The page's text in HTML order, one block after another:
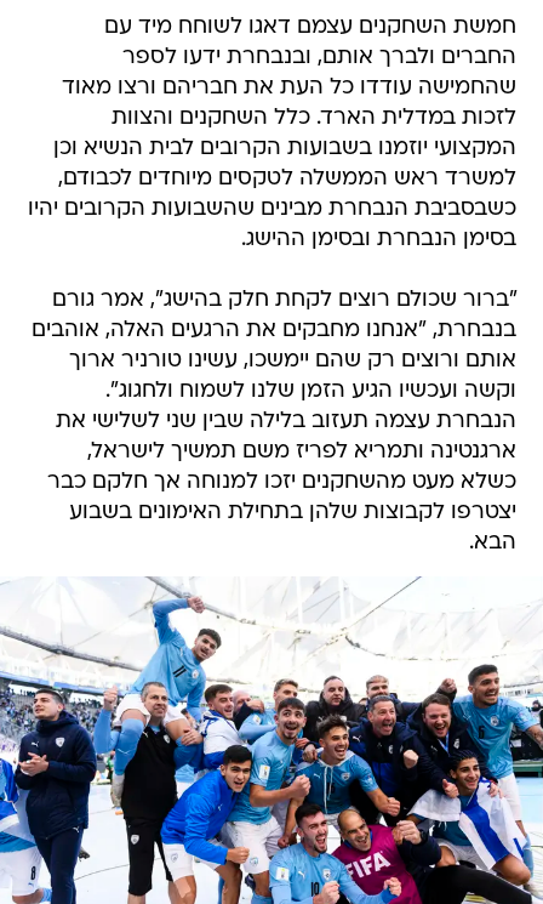
חמשת השחקנים עצמם דאגו לשוחח מיד עם
החברים ולברך אותם, ובנבחרת ידעו לספר
שהחמישה עודדו כל העת את חבריהם ורצו מאוד
לזכות במדלית הארד. כלל השחקנים והצוות
המקצועי יוזמנו בשבועות הקרובים לבית הנשיא וכן
למשרד ראש הממשלה לטקסים מיוחדים לכבודם,
כשבסביבת הנבחרת מבינים שהשבועות הקרובים יהיו
בסימן הנבחרת ובסימן ההישג.
"ברור שכולם רוצים לקחת חלק בהישג", אמר גורם
בנבחרת, "אנחנו מחבקים את הרגעים האלה, אוהבים
אותם ורוצים רק שהם יימשכו, עשינו טורניר ארוך
וקשה ועכשיו הגיע הזמן שלנו לשמוח ולחגוג".
הנבחרת עצמה תעזוב בלילה שבין שני לשלישי את
ארגנטינה ותמריא לפריז משם תמשיך לישראל,
כשלא מעט מהשחקנים יזכו למנוחה אך חלקם כבר
יצטרפו לקבוצות שלהן בתחילת האימונים בשבוע
הבא.